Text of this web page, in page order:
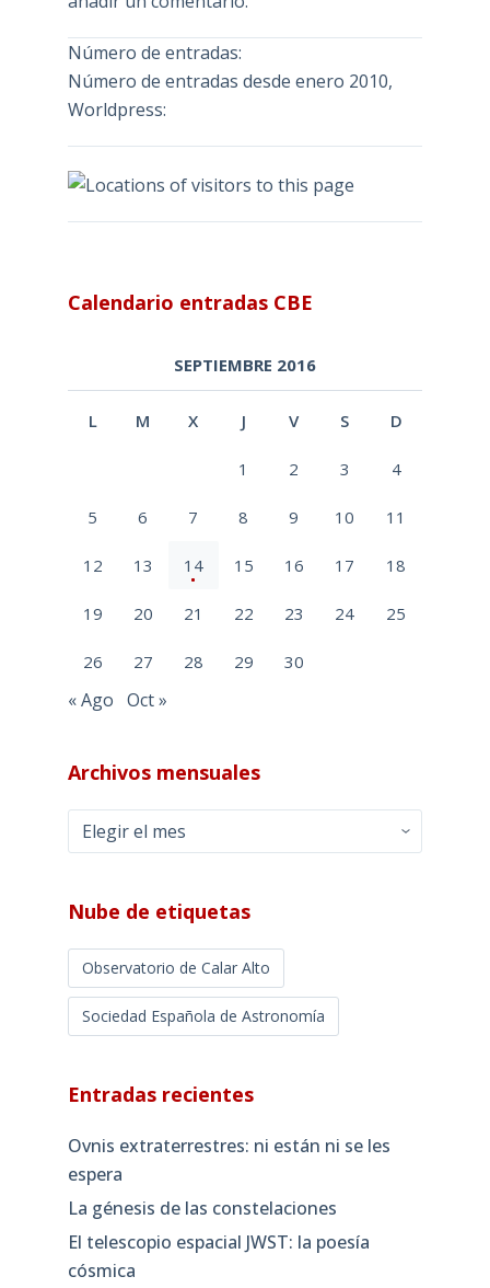
Número de entradas:
Número de entradas desde enero 2010,
Worldpress:
Calendario entradas CBE
SEPTIEMBRE 2016
L M X J V S D
1 2 3 4
5 6 7 8 9 10 11
12 13 14 15 16 17 18
19 20 21 22 23 24 25
26 27 28 29 30
« Ago Oct »
Archivos mensuales
Archivos
mensuales
Nube de etiquetas
Observatorio de Calar Alto
Sociedad Española de Astronomía
Entradas recientes
Ovnis extraterrestres: ni están ni se les
espera
La génesis de las constelaciones
El telescopio espacial JWST: la poesía
cósmica